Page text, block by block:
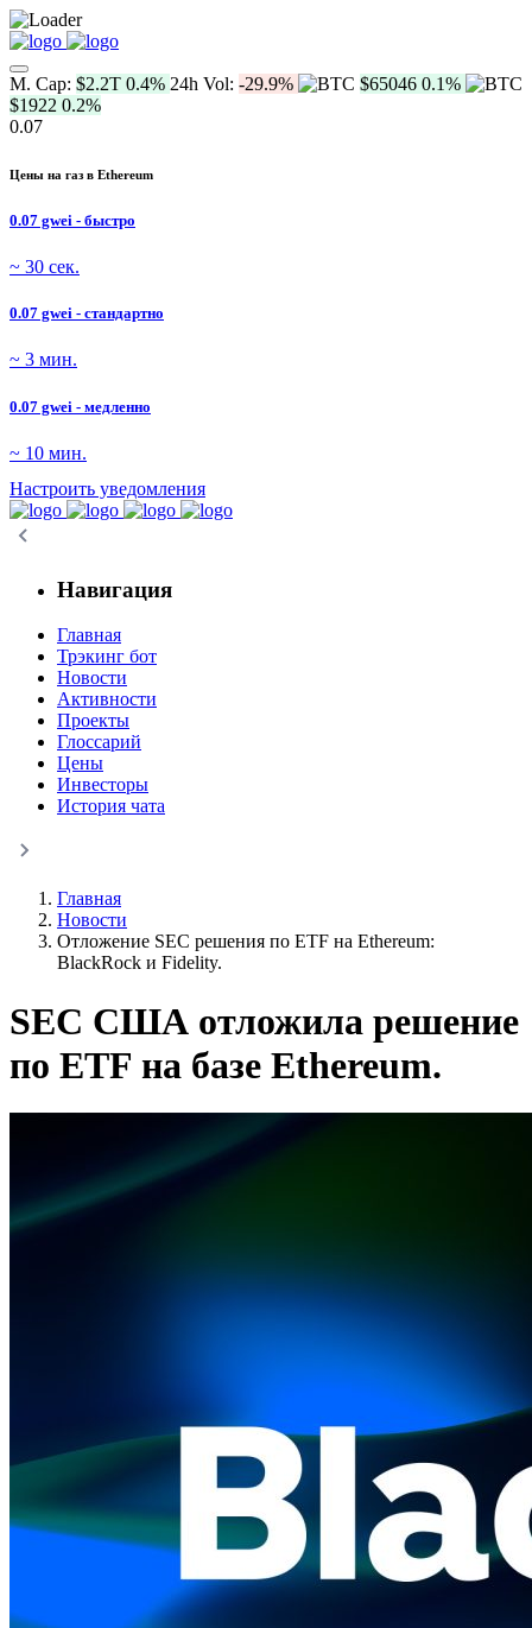
M. Cap: $2.2T 0.4% 24h Vol: -29.9% $65046 0.1%
$1922 0.2%
0.07
Цены на газ в Ethereum
0.07 gwei - быстро
~ 30 сек.
0.07 gwei - стандартно
~ 3 мин.
0.07 gwei - медленно
~ 10 мин.
Настроить уведомления
Навигация
Главная
Трэкинг бот
Новости
Активности
Проекты
Глоссарий
Цены
Инвесторы
История чата
Главная
Новости
Отложение SEC решения по ETF на Ethereum:
BlackRock и Fidelity.
SEC США отложила решение
по ETF на базе Ethereum.